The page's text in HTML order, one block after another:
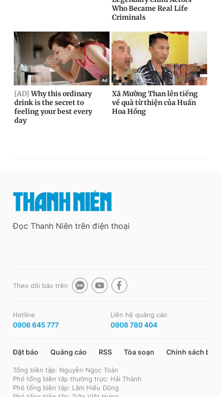
Đọc Thanh Niên trên điện thoại
Theo dõi báo trên
Hotline
0906 645 777
Liên hệ quảng cáo
0908 780 404
Đặt báo Quảng cáo RSS Tòa soạn Chính sách bảo
Tổng biên tập: Nguyễn Ngọc Toàn
Phó tổng biên tập thường trực: Hải Thành
Phó tổng biên tập: Lâm Hiếu Dũng